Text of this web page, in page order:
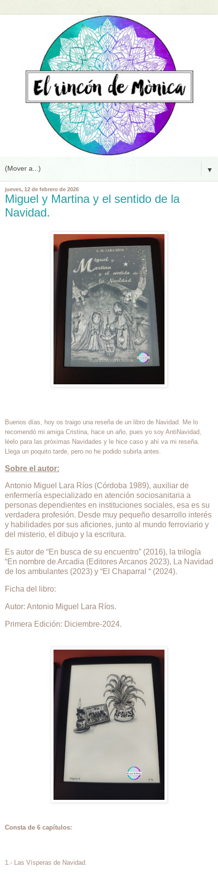
▼
jueves, 12 de febrero de 2026
Miguel y Martina y el sentido de la
Navidad.
Buenos días, hoy os traigo una reseña de un libro de Navidad. Me lo
recomendó mi amiga Cristina, hace un año, pues yo soy AntiNavidad,
léelo para las próximas Navidades y le hice caso y ahí va mi reseña.
Llega un poquito tarde, pero no he podido subirla antes.
Sobre el autor:
Antonio Miguel Lara Ríos (Córdoba 1989), auxiliar de
enfermería especializado en atención sociosanitaria a
personas dependientes en instituciones sociales, esa es su
verdadera profesión. Desde muy pequeño desarrollo interés
y habilidades por sus aficiones, junto al mundo ferroviario y
del misterio, el dibujo y la escritura.
Es autor de “En busca de su encuentro” (2016), la trilogía
“En nombre de Arcadia (Editores Arcanos 2023), La Navidad
de los ambulantes (2023) y “El Chaparral “ (2024).
Ficha del libro:
Autor: Antonio Miguel Lara Ríos.
Primera Edición: Diciembre-2024.
Consta de 6 capítulos:
1.- Las Vísperas de Navidad.